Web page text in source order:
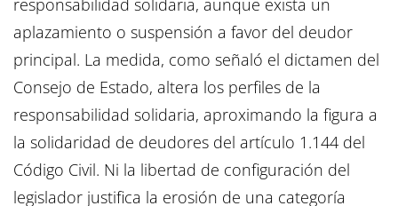
responsabilidad solidaria, aunque exista un
aplazamiento o suspensión a favor del deudor
principal. La medida, como señaló el dictamen del
Consejo de Estado, altera los perfiles de la
responsabilidad solidaria, aproximando la figura a
la solidaridad de deudores del artículo 1.144 del
Código Civil. Ni la libertad de configuración del
legislador justifica la erosión de una categoría